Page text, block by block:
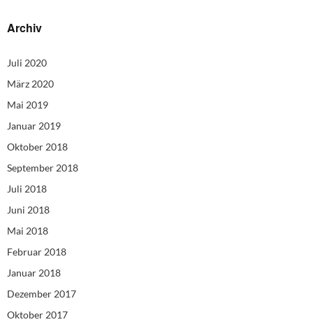
Archiv
Juli 2020
März 2020
Mai 2019
Januar 2019
Oktober 2018
September 2018
Juli 2018
Juni 2018
Mai 2018
Februar 2018
Januar 2018
Dezember 2017
Oktober 2017